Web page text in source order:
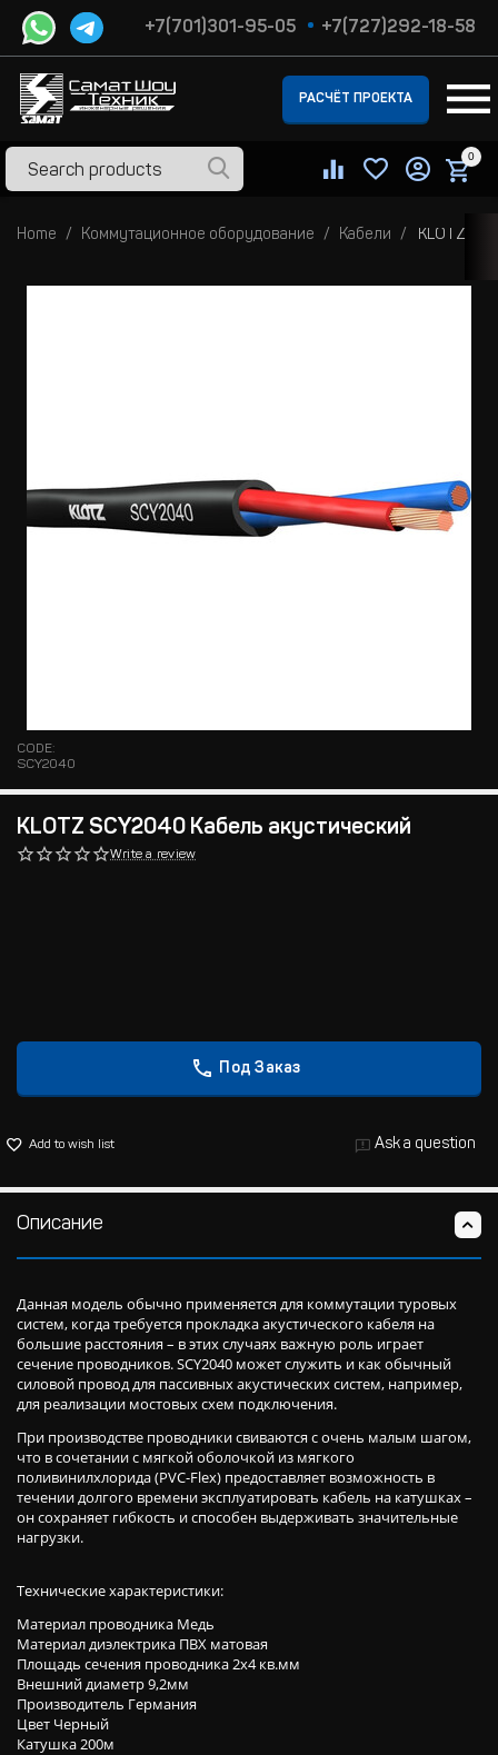
+7(701)301-95-05 +7(727)292-18-58
РАСЧЁТ ПРОЕКТА
0
Home Коммутационное оборудование Кабели KLOTZ
CODE:
SCY2040
KLOTZ SCY2040 Кабель акустический
Write a review
Под Заказ
Add to wish list Ask a question
Описание
Данная модель обычно применяется для коммутации туровых
систем, когда требуется прокладка акустического кабеля на
большие расстояния – в этих случаях важную роль играет
сечение проводников. SCY2040 может служить и как обычный
силовой провод для пассивных акустических систем, например,
для реализации мостовых схем подключения.
При производстве проводники свиваются с очень малым шагом,
что в сочетании с мягкой оболочкой из мягкого
поливинилхлорида (PVC-Flex) предоставляет возможность в
течении долгого времени эксплуатировать кабель на катушках –
он сохраняет гибкость и способен выдерживать значительные
нагрузки.
Технические характеристики:
Материал проводника Медь
Материал диэлектрика ПВХ матовая
Площадь сечения проводника 2х4 кв.мм
Внешний диаметр 9,2мм
Производитель Германия
Цвет Черный
Катушка 200м